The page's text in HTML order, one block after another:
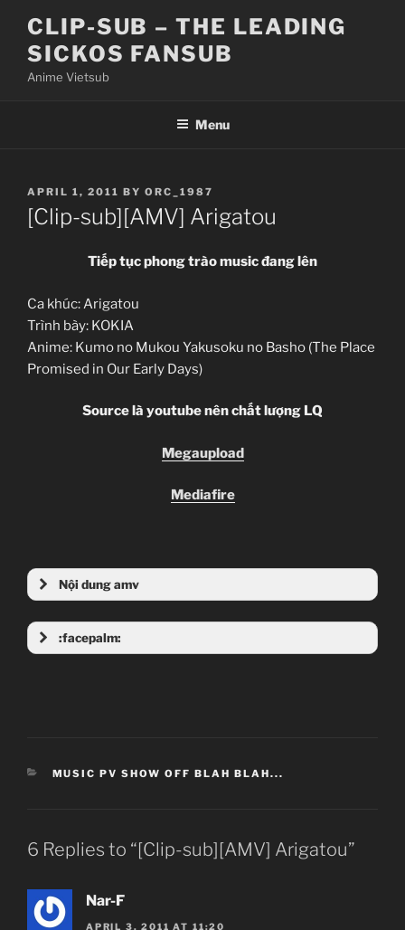
content
CLIP-SUB – THE LEADING
SICKOS FANSUB
Anime Vietsub
Menu
POSTED
ON
APRIL 1, 2011 BY ORC_1987
[Clip-sub][AMV] Arigatou
Tiếp tục phong trào music đang lên
Ca khúc: Arigatou
Trình bày: KOKIA
Anime: Kumo no Mukou Yakusoku no Basho (The Place
Promised in Our Early Days)
Source là youtube nên chất lượng LQ
Megaupload
Mediafire
Nội dung amv
:facepalm:
CATEGORIES
MUSIC PV SHOW OFF BLAH BLAH...
6 Replies to “[Clip-sub][AMV] Arigatou”
Nar-F
APRIL 3, 2011 AT 11:20